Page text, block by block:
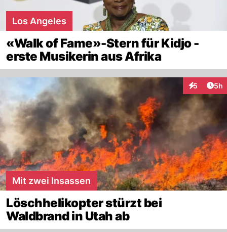
Los Angeles
«Walk of Fame»-Stern für Kidjo -
erste Musikerin aus Afrika
5 5h
Mit zwei Insassen
Löschhelikopter stürzt bei
Waldbrand in Utah ab